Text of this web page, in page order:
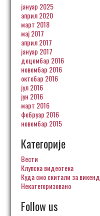
јануар 2025
април 2020
март 2018
мај 2017
април 2017
јануар 2017
децембар 2016
новембар 2016
октобар 2016
јул 2016
јун 2016
март 2016
фебруар 2016
новембар 2015
Категорије
Вести
Клупска видеотека
Куда смо скитали за викенд
Некатегоризовано
Follow us